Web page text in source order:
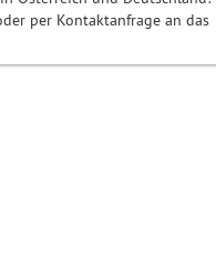
per Kontaktanfrage an das